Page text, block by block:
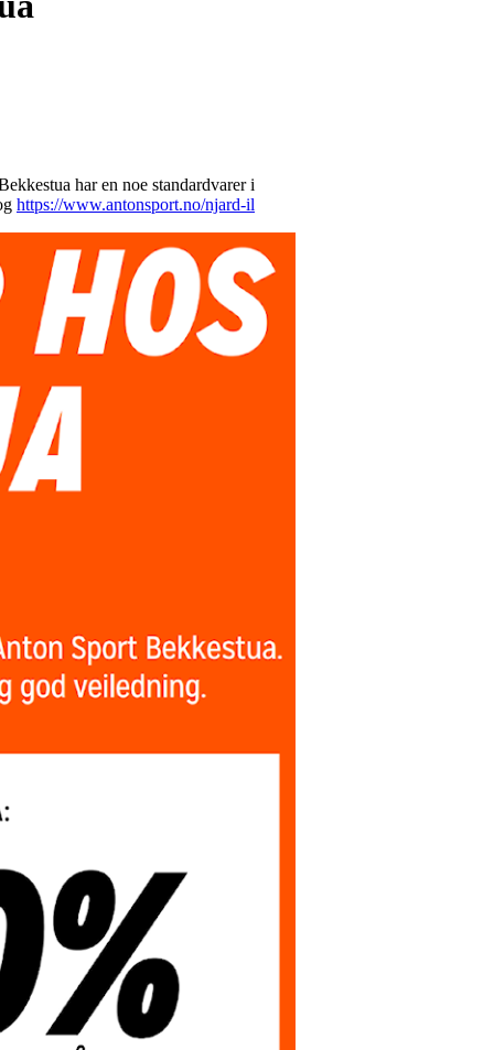
har en noe standardvarer i
https://www.antonsport.no/njard-il